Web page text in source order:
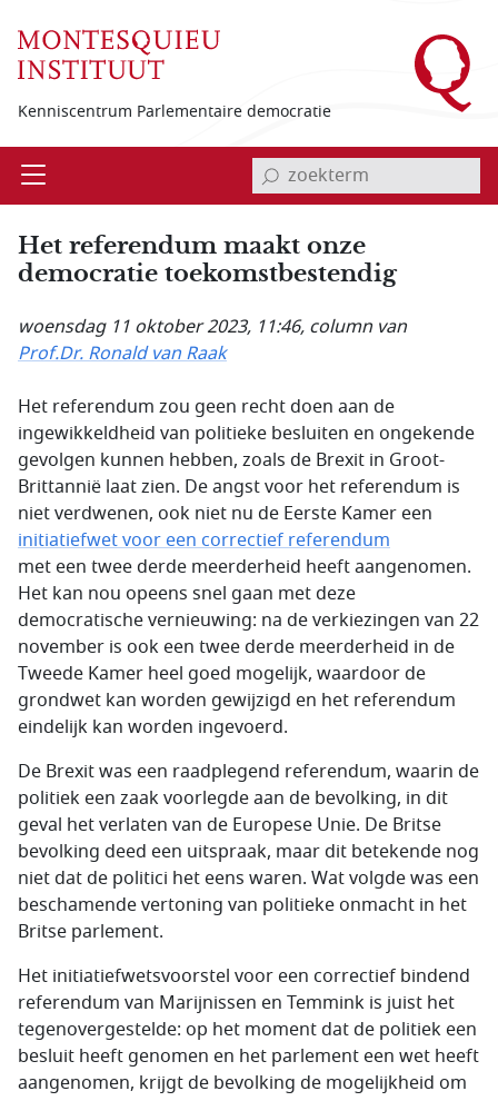
Kenniscentrum Parlementaire democratie
Open invoerveld zoekterm
Het referendum maakt onze
democratie toekomst­bestendig
woensdag 11 oktober 2023, 11:46, column van
Prof.Dr. Ronald van Raak
Het referendum zou geen recht doen aan de
ingewikkeldheid van politieke besluiten en ongekende
gevolgen kunnen hebben, zoals de Brexit in Groot-
Brittannië laat zien. De angst voor het referendum is
niet verdwenen, ook niet nu de Eerste Kamer een
initiatiefwet voor een correctief referendum
met een twee derde meerderheid heeft aangenomen.
Het kan nou opeens snel gaan met deze
democratische vernieuwing: na de verkiezingen van 22
november is ook een twee derde meerderheid in de
Tweede Kamer heel goed mogelijk, waardoor de
grondwet kan worden gewijzigd en het referendum
eindelijk kan worden ingevoerd.
De Brexit was een raadplegend referendum, waarin de
politiek een zaak voorlegde aan de bevolking, in dit
geval het verlaten van de Europese Unie. De Britse
bevolking deed een uitspraak, maar dit betekende nog
niet dat de politici het eens waren. Wat volgde was een
beschamende vertoning van politieke onmacht in het
Britse parlement.
Het initiatiefwetsvoorstel voor een correctief bindend
referendum van Marijnissen en Temmink is juist het
tegenovergestelde: op het moment dat de politiek een
besluit heeft genomen en het parlement een wet heeft
aangenomen, krijgt de bevolking de mogelijkheid om